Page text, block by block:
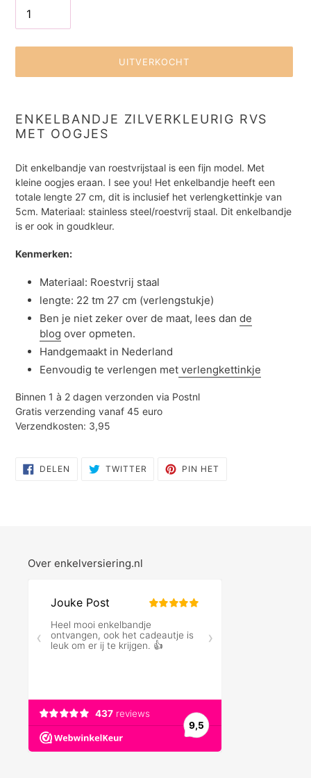
UITVERKOCHT
toegevoegen
aan
je
ENKELBANDJE ZILVERKLEURIG RVS
MET OOGJES
Dit enkelbandje van roestvrijstaal is een fijn model. Met
kleine oogjes eraan. I see you! Het enkelbandje heeft een
totale lengte 27 cm, dit is inclusief het verlengkettinkje van
5cm. Materiaal: stainless steel/roestvrij staal. Dit enkelbandje
is er ook in goudkleur.
Kenmerken:
Materiaal: Roestvrij staal
lengte: 22 tm 27 cm (verlengstukje)
Ben je niet zeker over de maat, lees dan de
blog over opmeten.
Handgemaakt in Nederland
Eenvoudig te verlengen met verlengkettinkje
Binnen 1 à 2 dagen verzonden via Postnl
Gratis verzending vanaf 45 euro
Verzendkosten: 3,95
DELEN DELEN TWITTER TWITTERENPIN HET
Over enkelversiering.nl